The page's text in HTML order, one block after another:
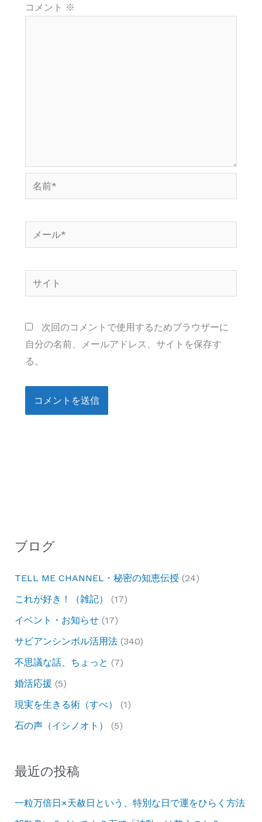
コメント ※
前
ー
イ
次回のコメントで使用するためブラウザーに
自分の名前、メールアドレス、サイトを保存す
る。
ブログ
TELL ME CHANNEL・秘密の知恵伝授 (24)
これが好き！（雑記）
(17)
イベント・お知らせ(17)
サビアンシンボル活用法(340)
不思議な話、ちょっと (7)
婚活応援 (5)
現実を生きる術（すべ）
(1)
石の声（イシノオト）
(5)
最近の投稿
一粒万倍日×天赦日という、特別な日で運をひらく方法